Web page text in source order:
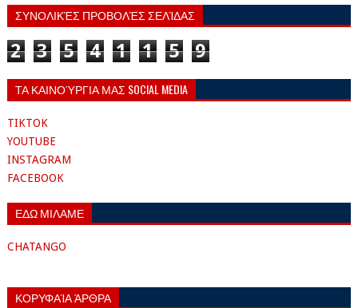
ΣΥΝΟΛΙΚΈΣ ΠΡΟΒΟΛΈΣ ΣΕΛΊΔΑΣ
2 3 5 4 1 1 5 9
ΤΑ ΚΑΙΝΟΎΡΓΙΑ ΜΑΣ SOCIAL MEDIA
TIKTOK
YOUTUBE
INSTAGRAM
FACEBOOK
ΕΔΩ ΜΙΛΑΜΕ
CHATANGO
ΚΟΡΥΦΑΊΑ ΆΡΘΡΑ